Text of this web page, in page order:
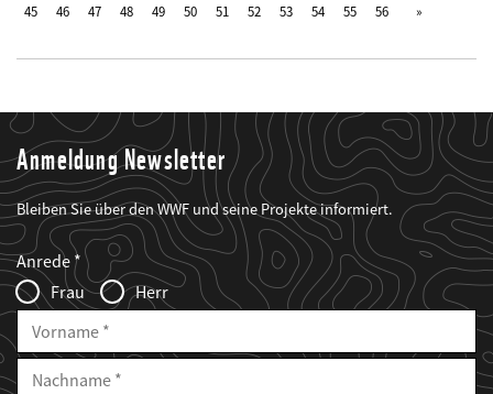
45
46 47 48 49 50 51 52 53 54 55 56
Anmeldung Newsletter
Bleiben Sie über den WWF und seine Projekte informiert.
Web2Case
Infofelder
Fieldset
anrede_name
Anrede
Frau
Herr
Vorname
Nachname